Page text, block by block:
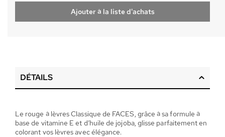
Ajouter à la liste d'achats
DÉTAILS
Le rouge à lèvres Classique de FACES, grâce à sa formule à
base de vitamine E et d’huile de jojoba, glisse parfaitement en
colorant vos lèvres avec élégance.